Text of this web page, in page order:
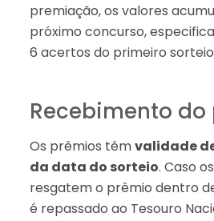
premiação, os valores
próximo concurso,
6 acertos do primeiro
Recebimento
Os prêmios têmvalidade
da data do sorteio. Caso
resgatem o prêmio dentro
é repassado ao Tesouro